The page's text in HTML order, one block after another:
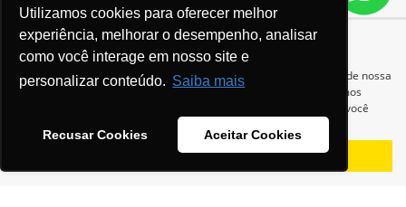
Utilizamos cookies para oferecer melhor
experiência, melhorar o desempenho, analisar
como você interage em nosso site e
personalizar conteúdo. Saiba mais
Recusar Cookies Aceitar Cookies
Para otimizar sua experiência durante a navegação, fazemos uso de nossa
política de cookies e para proteger seus dados pessoais respeitamos
. Ao seguir com a navegação e visita você
Recusar